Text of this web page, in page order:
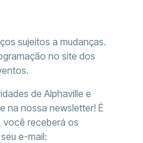
sujeitos a mudanças.
no site dos
de Alphaville e
na nossa newsletter! É
você receberá os
e-mail: